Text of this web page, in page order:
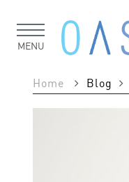
MENU
Home Blog